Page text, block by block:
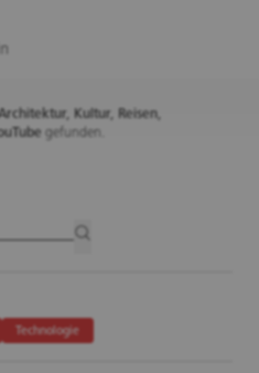
Kultur, Reisen,
gefunden.
Technologie